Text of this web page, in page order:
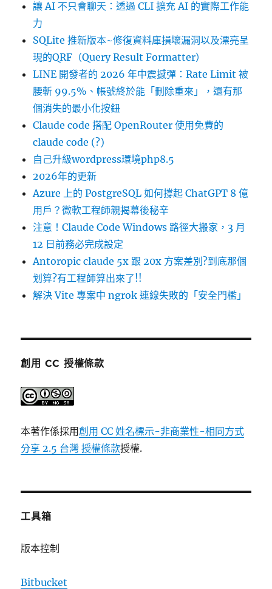
讓 AI 不只會聊天：透過 CLI 擴充 AI 的實際工作能
力
SQLite 推新版本~修復資料庫損壞漏洞以及漂亮呈
現的QRF（Query Result Formatter）
LINE 開發者的 2026 年中震撼彈：Rate Limit 被
腰斬 99.5%、帳號終於能「刪除重來」，還有那
個消失的最小化按鈕
Claude code 搭配 OpenRouter 使用免費的
claude code (?)
自己升級wordpress環境php8.5
2026年的更新
Azure 上的 PostgreSQL 如何撐起 ChatGPT 8 億
用戶？微軟工程師親揭幕後秘辛
注意！Claude Code Windows 路徑大搬家，3 月
12 日前務必完成設定
Antoropic claude 5x 跟 20x 方案差別?到底那個
划算?有工程師算出來了!!
解決 Vite 專案中 ngrok 連線失敗的「安全門檻」
創用 CC 授權條款
本著作係採用創用 CC 姓名標示-非商業性-相同方式
分享 2.5 台灣 授權條款授權.
工具箱
版本控制
Bitbucket